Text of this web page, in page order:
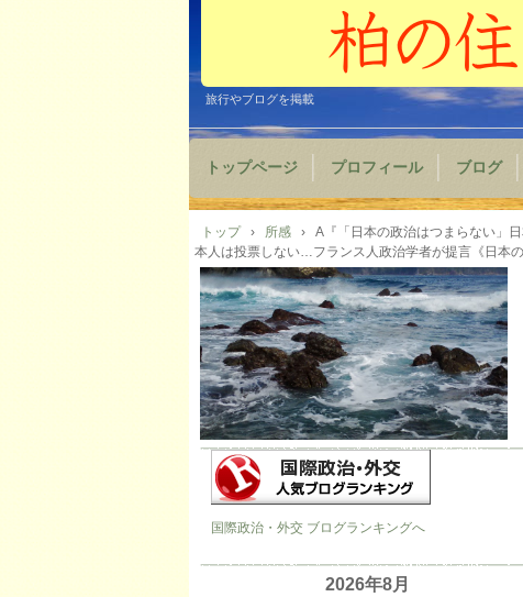
旅行やブログを掲載
トップページ プロフィール ブログ
トップ › 所感 ›
A『「日本の政治はつまらない」
本人は投票しない…フランス人政治学者が提言《日本
国際政治・外交 ブログランキングへ
2026年8月